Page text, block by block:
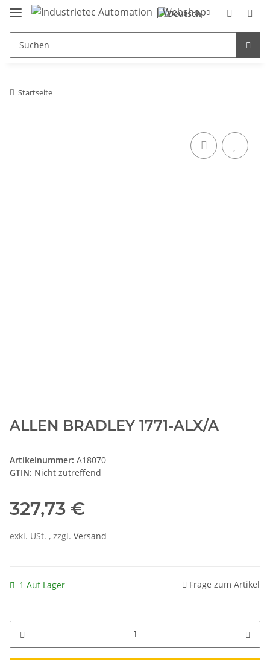
Startseite
ALLEN BRADLEY 1771-ALX/A
Artikelnummer: A18070
GTIN: Nicht zutreffend
327,73 €
exkl. USt. , zzgl. Versand
1 Auf Lager Frage zum Artikel